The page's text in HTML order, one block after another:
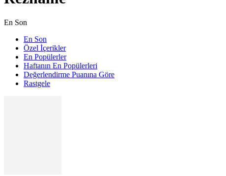
En Son
En Son
Özel İçerikler
En Popülerler
Haftanın En Popülerleri
Değerlendirme Puanına Göre
Rastgele